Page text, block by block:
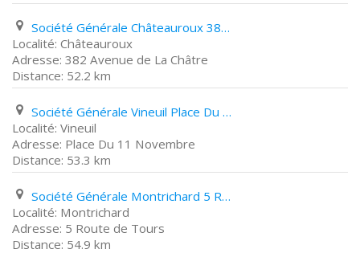
Société Générale Châteauroux 382 Avenue de La Châtre
Châteauroux
382 Avenue de La Châtre
52.2 km
Société Générale Vineuil Place Du 11 Novembre
Vineuil
Place Du 11 Novembre
53.3 km
Société Générale Montrichard 5 Route de Tours
Montrichard
5 Route de Tours
54.9 km